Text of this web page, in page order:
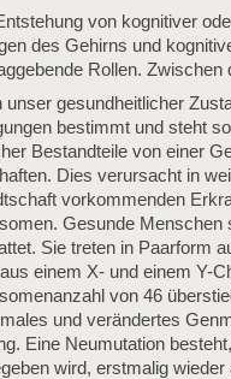
von kognitiver
des Gehirns und
Rollen.
unser gesundheitlicher
bestimmt und steht
Bestandteile von einer
Dies verursacht in
vorkommenden
Gesunde
Sie treten in Paarform
einem X- und einem Y-
von 46
und verändertes
Eine Neumutation
wird, erstmalig